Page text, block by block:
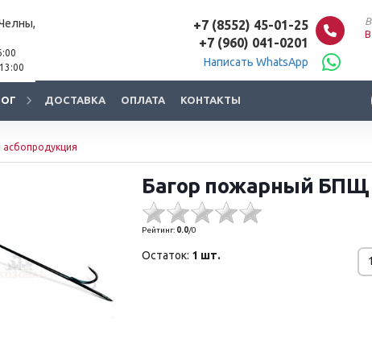
+7 (8552) 45-01-25
+7 (960) 041-0201
Написать WhatsApp
ДОСТАВКА ОПЛАТА КОНТАКТЫ
асбопродукция
Багор пожарный БПЩ
Рейтинг: 0.0/0
Остаток: 1 шт.